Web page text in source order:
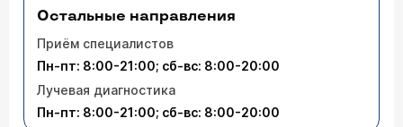
Остальные направления
Приём специалистов
Пн-пт: 8:00-21:00; сб-вс: 8:00-20:00
Лучевая диагностика
Пн-пт: 8:00-21:00; сб-вс: 8:00-20:00